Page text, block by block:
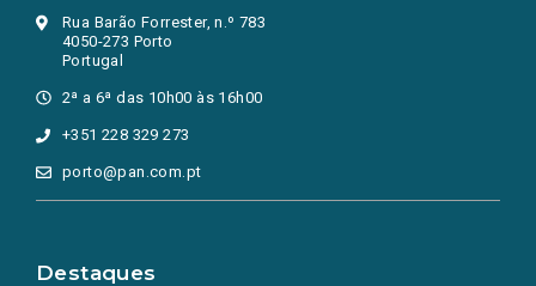
Rua Barão Forrester, n.º 783
4050-273 Porto
Portugal
2ª a 6ª das 10h00 às 16h00
+351 228 329 273
porto@pan.com.pt
Destaques